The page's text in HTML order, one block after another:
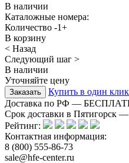
В наличии
Каталожные номера:
Количество -1+
В корзину
< Назад
Следующий шаг >
В наличии
Уточняйте цену
Купить в один клик
Доставка по РФ —
Срок доставки в Пятигорск
Рейтинг:
Контактная информация:
8 (800) 555-86-73
sale@hfe-center.ru